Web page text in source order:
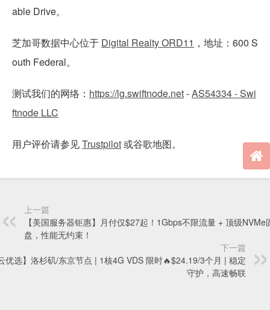
able Drive。
芝加哥数据中心位于 Digital Realty ORD11 ，地址：600 S
outh Federal。
测试我们的网络： https://lg.swiftnode.net-AS54334 - Swi
ftnode LLC
用户评价请参见Trustpilot或谷歌地图。
上一篇
【美国服务器钜惠】月付仅$27起！1Gbps不限流量 + 顶级NVMe
盘，性能无约束！
下一篇
优选】洛杉矶/东京节点 | 1核4G VDS 限时🔥$24.19/3个月 | 稳定
守护，高速畅联